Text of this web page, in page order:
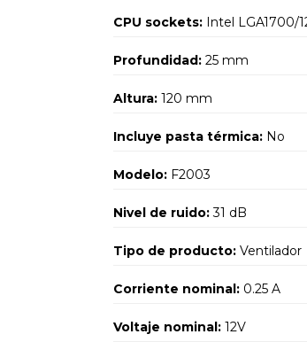
CPU sockets: Intel LGA1700/
Profundidad: 25 mm
Altura: 120 mm
Incluye pasta térmica: No
Modelo: F2003
Nivel de ruido:31 dB
Tipo de producto: Ventilador
Corriente nominal: 0.25 A
Voltaje nominal: 12V